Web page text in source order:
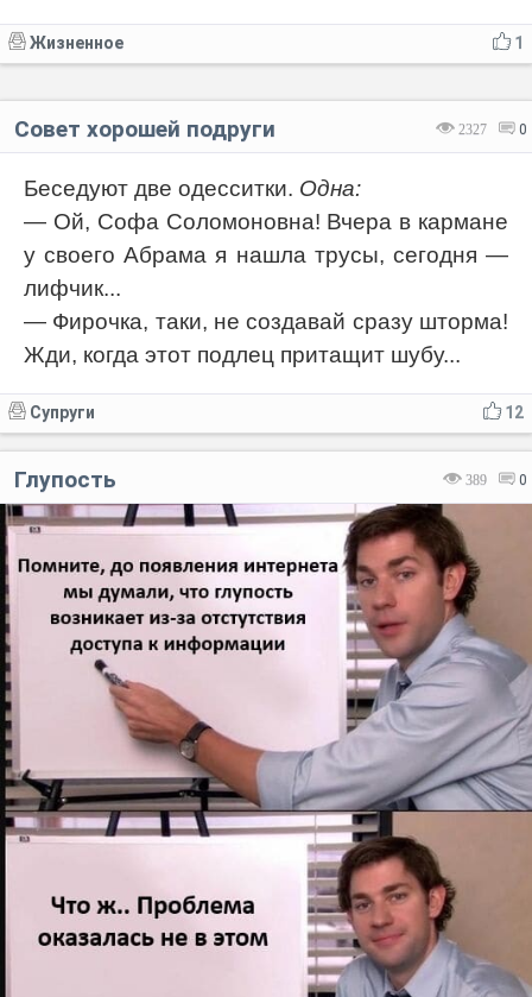
1
Жизненное
2327 0
Совет хорошей подруги
Беседуют две одесситки. Одна:
— Ой, Софа Соломоновна! Вчера в кармане
у своего Абрама я нашла трусы, сегодня —
лифчик...
— Фирочка, таки, не создавай сразу шторма!
Жди, когда этот подлец притащит шубу...
12
Супруги
389 0
Глупость